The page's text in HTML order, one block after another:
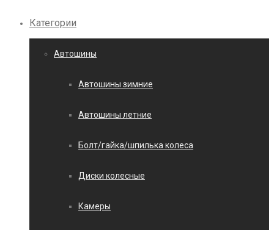
Категории
Автошины
Автошины зимние
Автошины летние
Болт/гайка/шпилька колеса
Диски колесные
Камеры